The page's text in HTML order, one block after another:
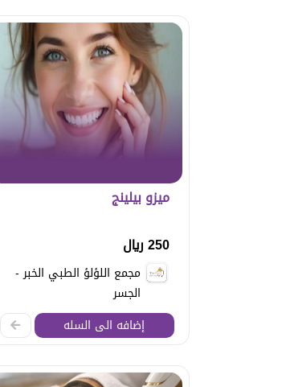
ميزو بيلينج
250 ريال
مجمع اللؤلؤ الطبي الخبر -
الجسر
إضافه الى السله